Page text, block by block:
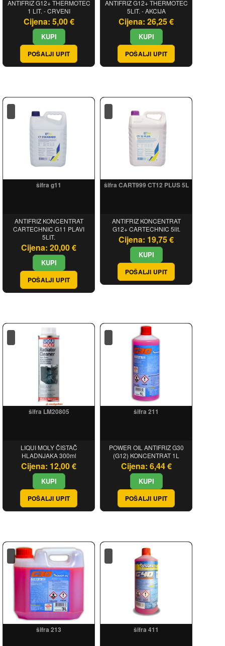
ANTIFRIZ G12+ THERMOTEC
1 LIT. - CRVENI
Cijena: 5,00 €
POŠALJI UPIT
ANTIFRIZ G12+ THERMOTEC
5LIT. - AKCIJA
Cijena: 26,25 €
POŠALJI UPIT
šifra g11
ANTIFRIZ KONCENTRAT
CARTECHNIC G11 PLAVI
5LIT.
Cijena: 20,00 €
POŠALJI UPIT
šifra CART999 CT12 PLUS 5L
ANTIFRIZ KONCENTRAT
G12+ CARTECHNIC 5lit.
Cijena: 19,75 €
POŠALJI UPIT
šifra LM20805
LIQUI MOLY ČISTAČ
HLADNJAKA 300ml
Cijena: 12,00 €
POŠALJI UPIT
šifra 211
POWER OIL ANTIFRIZ G30
(G12) KONCENTRAT 1L
Cijena: 6,44 €
POŠALJI UPIT
šifra 213 šifra 411